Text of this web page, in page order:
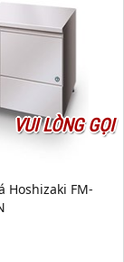
VUI LÒNG GỌI
Hoshizaki FM-